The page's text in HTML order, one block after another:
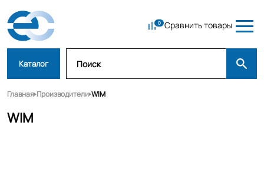
Сравнить товары
Каталог
Главная Производители WIM
WIM